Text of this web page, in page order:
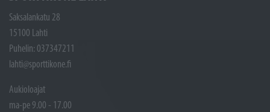
Saksalankatu 28
15100 Lahti
Puhelin: 037347211
lahti@sporttikone.fi
Aukioloajat
ma-pe 9.00 - 17.00